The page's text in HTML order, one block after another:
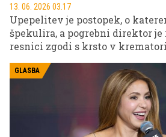
13. 06. 2026 03.17
Upepelitev je postopek, o
špekulira, a pogrebni direktor je
resnici zgodi s krsto v
GLASBA